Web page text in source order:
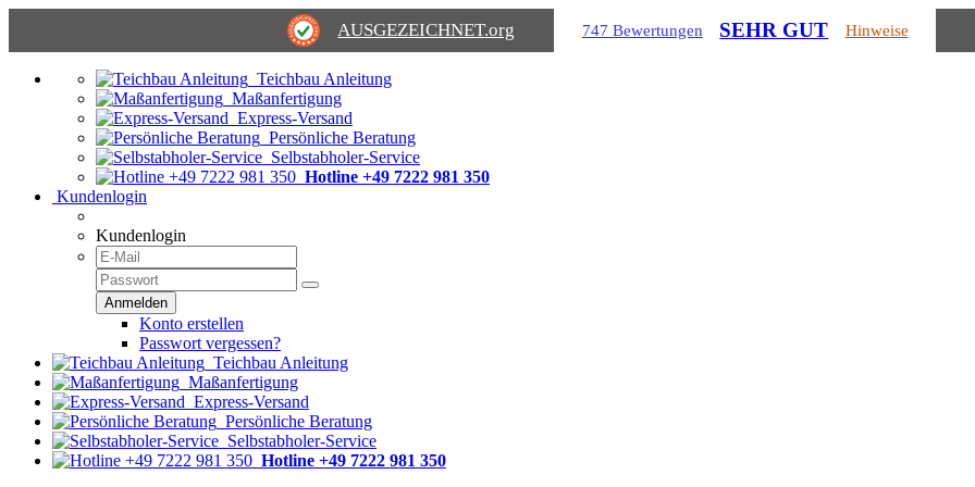
AUSGEZEICHNET.org 747 Bewertungen SEHR GUT Hinweise
Teichbau Anleitung
Maßanfertigung
Express-Versand
Persönliche Beratung
Selbstabholer-Service
Hotline +49 7222 981 350
Kundenlogin
Kundenlogin
Konto erstellen
Passwort vergessen?
Teichbau Anleitung
Maßanfertigung
Express-Versand
Persönliche Beratung
Selbstabholer-Service
Hotline +49 7222 981 350